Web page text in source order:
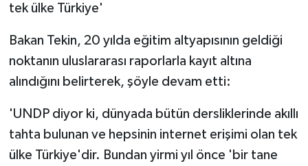
tek ülke Türkiye'
Bakan Tekin, 20 yılda eğitim altyapısının geldiği
noktanın uluslararası raporlarla kayıt altına
alındığını belirterek, şöyle devam etti:
'UNDP diyor ki, dünyada bütün dersliklerinde akıllı
tahta bulunan ve hepsinin internet erişimi olan tek
ülke Türkiye'dir. Bundan yirmi yıl önce 'bir tane